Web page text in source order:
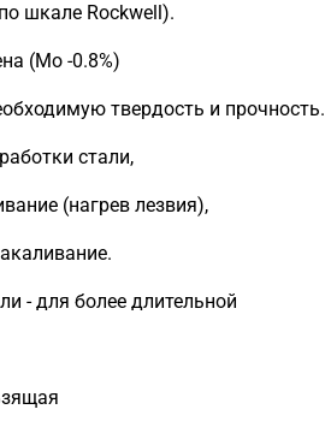
шкале Rockwell).
(Mo -0.8%)
твердость и прочность.
стали,
(нагрев лезвия),
- для более длительной